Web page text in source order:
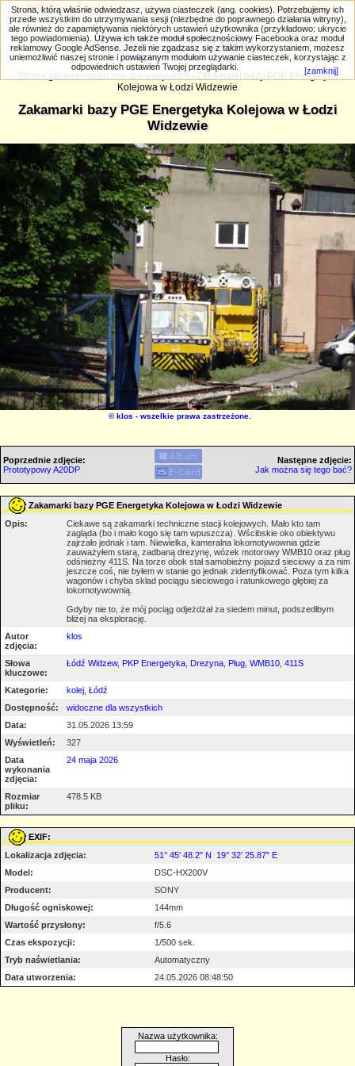
PRIV.gtlodz.eu - czyli trochę ;) inna galeria
Wyszukiwanie zaawansowane
Strona główna widoczne dla wszystkich >Zakamarki bazy PGE Energetyka
Kolejowa w Łodzi Widzewie
Zakamarki bazy PGE Energetyka Kolejowa w Łodzi
Widzewie
©klos - wszelkie prawa zastrzeżone.
Poprzednie zdjęcie:
Prototypowy A20DP
Następne zdjęcie:
Jak można się tego bać?
Zakamarki bazy PGE Energetyka Kolejowa w Łodzi Widzewie
Opis:
Ciekawe są zakamarki techniczne stacji kolejowych. Mało kto tam
zagląda (bo i mało kogo się tam wpuszcza). Wścibskie oko obiektywu
zajrzało jednak i tam. Niewielka, kameralna lokomotywownia gdzie
zauważyłem starą, zadbaną drezynę, wózek motorowy WMB10 oraz pług
odśnieżny 411S. Na torze obok stał samobieżny pojazd sieciowy a za nim
jeszcze coś, nie byłem w stanie go jednak zidentyfikować. Poza tym kilka
wagonów i chyba skład pociągu sieciowego i ratunkowego głębiej za
lokomotywownią.
Gdyby nie to, że mój pociąg odjeżdżał za siedem minut, podszedłbym
bliżej na eksplorację.
Autor
zdjęcia:
klos
Słowa
kluczowe:
Łódź Widzew, PKP Energetyka Drezyna Pług WMB10 411S
Kategorie: kolej Łódź
Dostępność:
widoczne dla wszystkich
Data:
31.05.2026 13:59
Wyświetleń:
327
Data
wykonania
zdjęcia:
24 maja 2026
Rozmiar
pliku:
478.5 KB
EXIF:
Lokalizacja zdjęcia:
51° 45' 48.2" N 19° 32' 25.87" E
Model:
DSC-HX200V
Producent:
SONY
Długość ogniskowej:
144mm
Wartość przysłony:
f/5.6
Czas ekspozycji:
1/500 sek.
Tryb naświetlania:
Automatyczny
Data utworzenia:
24.05.2026 08:48:50
Nazwa użytkownika:
Hasło:
Strona, którą właśnie odwiedzasz, używa ciasteczek (ang. cookies). Potrzebujemy ich
przede wszystkim do utrzymywania sesji (niezbędne do poprawnego działania witryny),
ale również do zapamiętywania niektórych ustawień użytkownika (przykładowo: ukrycie
tego powiadomienia). Używa ich także moduł społecznościowy Facebooka oraz moduł
reklamowy Google AdSense. Jeżeli nie zgadzasz się z takim wykorzystaniem, możesz
uniemożliwić naszej stronie i powiązanym modułom używanie ciasteczek, korzystając z
odpowiednich ustawień Twojej przeglądarki.
[zamknij]